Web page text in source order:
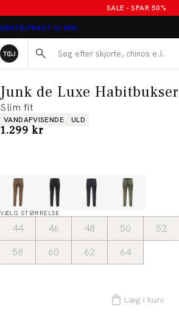
SALE - SPAR 50%
GRATIS FRAGT V/ 499,-
Søg her...
Junk de Luxe Habitbukser
Slim fit
Produkt egenskaber
VANDAFVISENDE ULD
I alt (inkl. rabat)
1.299 kr
VÆLG STØRRELSE
44 46 48 50 52
58
60 62 64
Læg i kurv